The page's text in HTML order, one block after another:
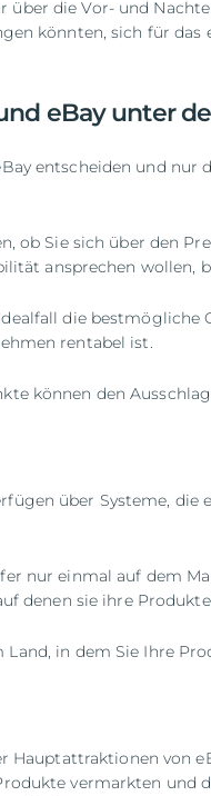
über die Vor- und
könnten, sich für das
eBay unter
entscheiden und
ob Sie sich über den
ansprechen wollen,
die
rentabel ist.
können den
über Systeme,
nur einmal auf dem
denen sie ihre
Land, in dem Sie Ihre
Hauptattraktionen von
vermarkten und